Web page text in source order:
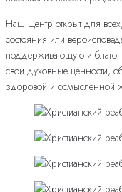
Наш Центр открыт для
состояния или
поддерживающую и
свои духовные ценности,
здоровой и осмысленной